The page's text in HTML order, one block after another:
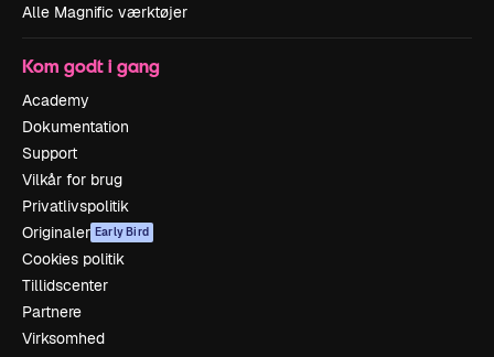
Alle Magnific værktøjer
Kom godt i gang
Academy
Dokumentation
Support
Vilkår for brug
Privatlivspolitik
Originaler Early Bird
Cookies politik
Tillidscenter
Partnere
Virksomhed